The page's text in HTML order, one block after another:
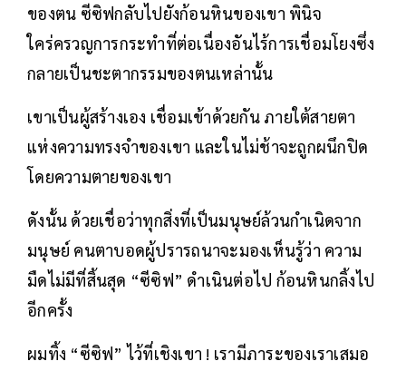
ของตน ซีซิฟกลับไปยังก้อนหินของเขา พินิจ
ใคร่ครวญการกระทำที่ต่อเนื่องอันไร้การเชื่อมโยงซึ่ง
กลายเป็นชะตากรรมของตนเหล่านั้น
เขาเป็นผู้สร้างเอง เชื่อมเข้าด้วยกัน ภายใต้สายตา
แห่งความทรงจำของเขา และในไม่ช้าจะถูกผนึกปิด
โดยความตายของเขา
ดังนั้น ด้วยเชื่อว่าทุกสิ่งที่เป็นมนุษย์ล้วนกำเนิดจาก
มนุษย์ คนตาบอดผู้ปรารถนาจะมองเห็นรู้ว่า ความ
มืดไม่มีที่สิ้นสุด “ซีซิฟ” ดำเนินต่อไป ก้อนหินกลิ้งไป
อีกครั้ง
ผมทิ้ง “ซีซิฟ” ไว้ที่เชิงเขา ! เรามีภาระของเราเสมอ